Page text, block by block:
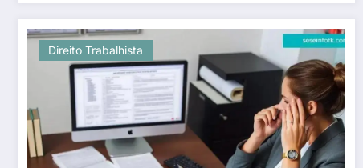
Direito Trabalhista